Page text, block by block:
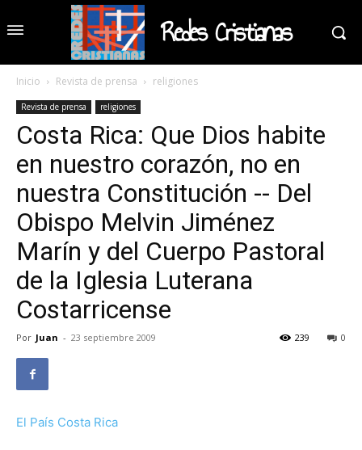
Redes Cristianas
Inicio Revista de prensa religiones
Revista de prensa religiones
Costa Rica: Que Dios habite
en nuestro corazón, no en
nuestra Constitución -- Del
Obispo Melvin Jiménez
Marín y del Cuerpo Pastoral
de la Iglesia Luterana
Costarricense
Por Juan - 23 septiembre 2009 0
239
El País Costa Rica